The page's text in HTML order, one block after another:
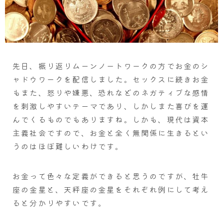
先日、振り返りムーンノートワークの方でお金のシ
ャドウワークを配信しました。セックスに続きお金
もまた、怒りや嫌悪、恐れなどのネガティブな感情
を刺激しやすいテーマであり、しかしまた喜びを運
んでくるものでもありますね。しかも、現代は資本
主義社会ですので、お金と全く無関係に生きるとい
うのはほぼ難しいわけです。
お金って色々な定義ができると思うのですが、牡牛
座の金星と、天秤座の金星をそれぞれ例にして考え
ると分かりやすいです。